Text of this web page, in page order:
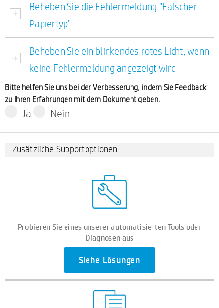
Beheben Sie die Fehlermeldung "Falscher
Papiertyp"
Beheben Sie ein blinkendes rotes Licht, wenn
keine Fehlermeldung angezeigt wird
Bitte helfen Sie uns bei der Verbesserung, indem Sie Feedback
zu Ihren Erfahrungen mit dem Dokument geben.
Ja Nein
Zusätzliche Supportoptionen
Probieren Sie eines unserer automatisierten Tools oder
Diagnosen aus
Siehe Lösungen